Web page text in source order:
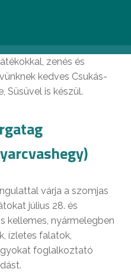
és augusztus 1. között.
zenés és
kedves Csukás-
Süsüvel is készül.
várja a szomjas
július 28. és
kellemes, nyármelegben
ízletes falatok,
foglalkoztató